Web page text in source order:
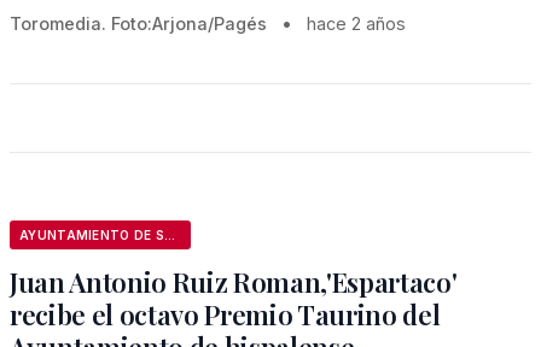
Toromedia. Foto:Arjona/Pagés • hace 2 años
Juan Antonio Ruiz Roman,'Espartaco'
recibe el octavo Premio Taurino del